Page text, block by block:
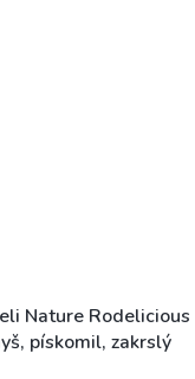
Nature Rodelicious
pískomil, zakrslý